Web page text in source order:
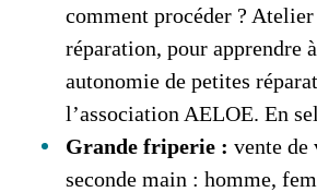
comment procéder ? Atelier
réparation, pour apprendre
autonomie de petites
l’association AELOE. En
Grande friperie : vente de
seconde main : homme,